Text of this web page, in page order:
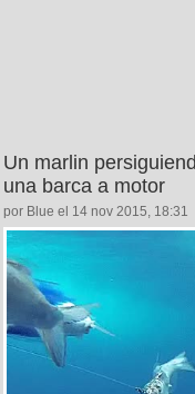
Un marlin
una barca a motor
por Blue el 14 nov 2015, 18:31